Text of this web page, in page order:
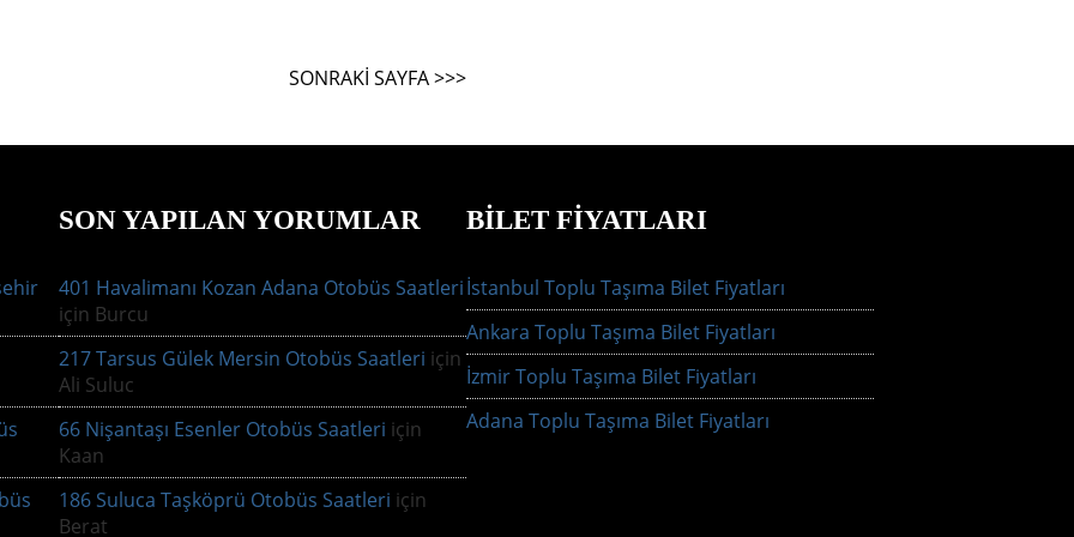
SONRAKI SAYFA >>>
SON YAPILAN YORUMLAR
401 Havalimanı Kozan Adana Otobüs Saatleri
için Burcu
217 Tarsus Gülek Mersin Otobüs Saatleri için
Ali Suluc
66 Nişantaşı Esenler Otobüs Saatleri için
Kaan
186 Suluca Taşköprü Otobüs Saatleri için
Berat
BILET FIYATLARI
İstanbul Toplu Taşıma Bilet Fiyatları
Ankara Toplu Taşıma Bilet Fiyatları
İzmir Toplu Taşıma Bilet Fiyatları
Adana Toplu Taşıma Bilet Fiyatları